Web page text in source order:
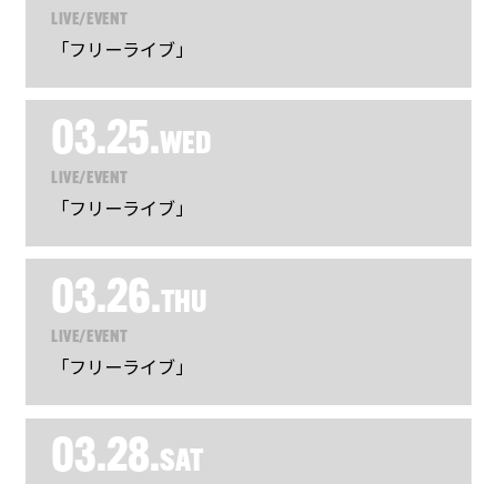
LIVE/EVENT
「フリーライブ」
03.25.WED
LIVE/EVENT
「フリーライブ」
03.26.THU
LIVE/EVENT
「フリーライブ」
03.28.SAT